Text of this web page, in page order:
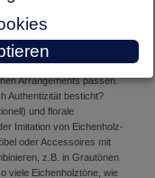
wenn Sie sie an der
eines Bettgestells
ihres universellen
Arrangements passen.
Authentizität besticht?
und florale
Imitation von Eichenholz-
oder Accessoires mit
z.B. in Grautönen
viele Eichenholztöne, wie